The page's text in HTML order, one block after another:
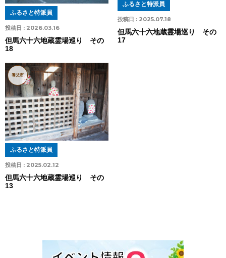
投稿日 : 2026.03.16
ふるさと特派員
但馬六十六地蔵霊場巡り その
18
投稿日 : 2025.07.18
ふるさと特派員
但馬六十六地蔵霊場巡り その
17
養父市
投稿日 : 2025.02.12
ふるさと特派員
但馬六十六地蔵霊場巡り その
13